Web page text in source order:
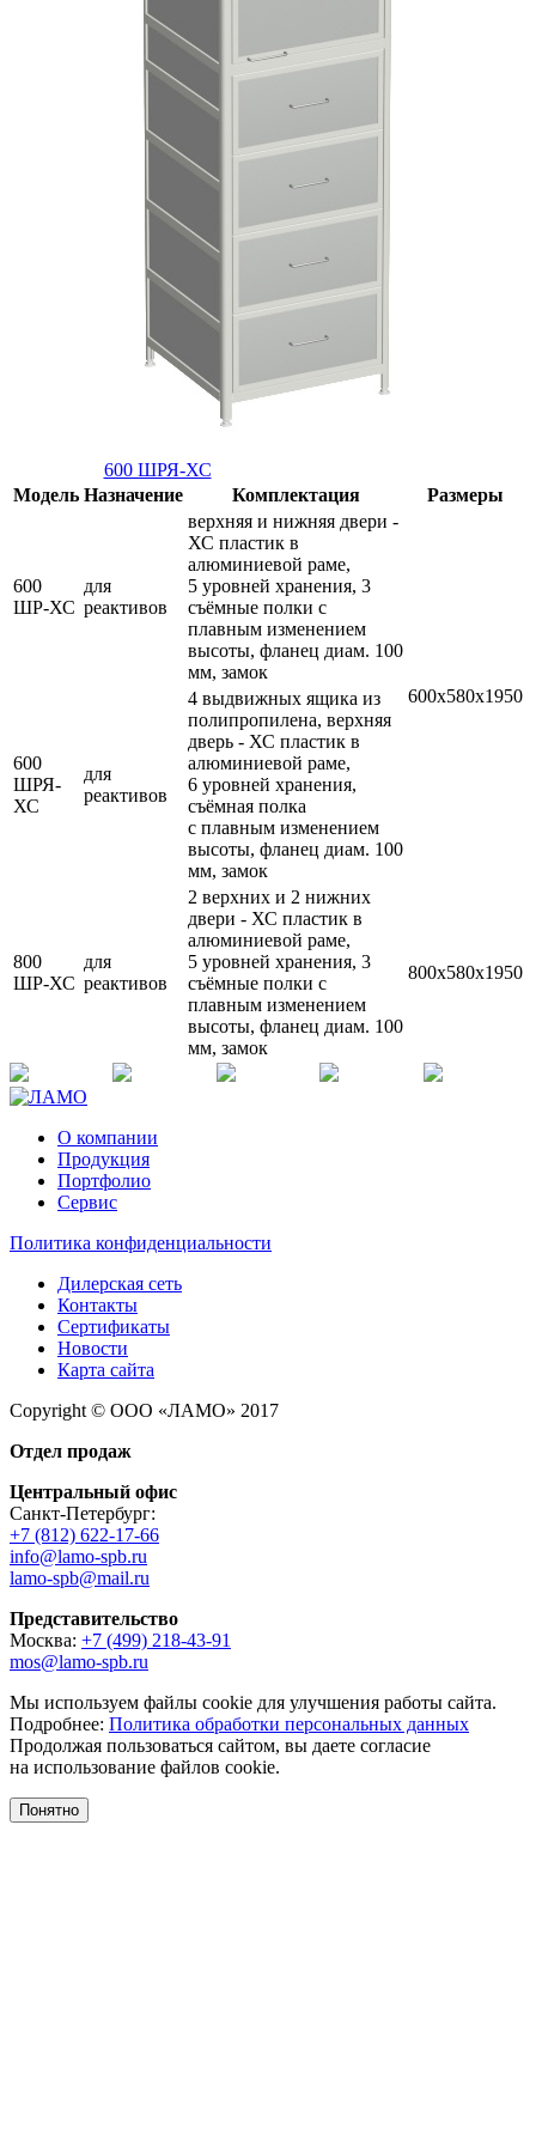
600 ШРЯ-ХС
Модель Назначение Комплектация Размеры
600
ШР-ХС
для
реактивов
верхняя и нижняя двери -
ХС пластик в
алюминиевой раме,
5 уровней хранения, 3
съёмные полки с
плавным изменением
высоты, фланец диам. 100
мм, замок
600х580х1950
600
ШРЯ-
ХС
для
реактивов
4 выдвижных ящика из
полипропилена, верхняя
дверь - ХС пластик в
алюминиевой раме,
6 уровней хранения,
съёмная полка
с плавным изменением
высоты, фланец диам. 100
мм, замок
800
ШР-ХС
для
реактивов
2 верхних и 2 нижних
двери - ХС пластик в
алюминиевой раме,
5 уровней хранения, 3
съёмные полки с
плавным изменением
высоты, фланец диам. 100
мм, замок
800х580х1950
О компании
Продукция
Портфолио
Сервис
Политика конфиденциальности
Дилерская сеть
Контакты
Сертификаты
Новости
Карта сайта
Copyright © ООО «ЛАМО» 2017
Отдел продаж
Центральный офис
Санкт-Петербург:
+7 (812) 622-17-66
info@lamo-spb.ru
lamo-spb@mail.ru
Представительство
Москва: +7 (499) 218-43-91
mos@lamo-spb.ru
Мы используем файлы cookie для улучшения работы сайта.
Подробнее: Политика обработки персональных данных
Продолжая пользоваться сайтом, вы даете согласие
на использование файлов cookie.
Понятно